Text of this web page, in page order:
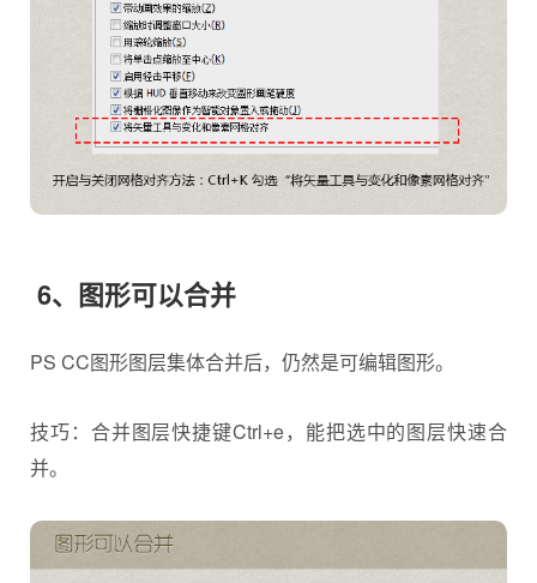
6、图形可以合并
PS CC图形图层集体合并后，仍然是可编辑图形。
技巧：合并图层快捷键Ctrl+e，能把选中的图层快速合
并。